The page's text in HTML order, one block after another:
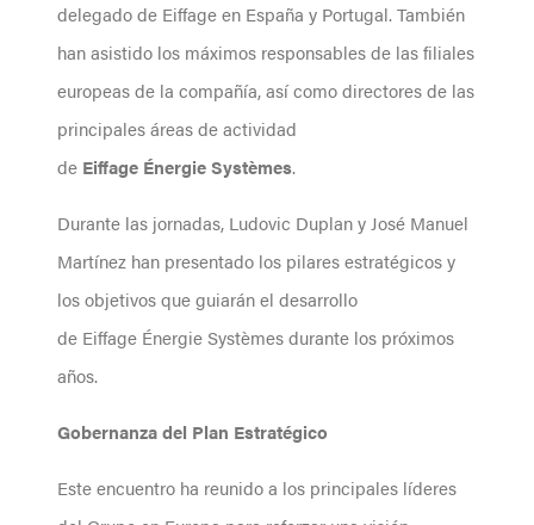
delegado de Eiffage en España y Portugal. También
han asistido los máximos responsables de las filiales
europeas de la compañía, así como directores de las
principales áreas de actividad
de Eiffage Énergie Systèmes.
Durante las jornadas, Ludovic Duplan y José Manuel
Martínez han presentado los pilares estratégicos y
los objetivos que guiarán el desarrollo
de Eiffage Énergie Systèmes durante los próximos
años.
Gobernanza del Plan Estratégico
Este encuentro ha reunido a los principales líderes